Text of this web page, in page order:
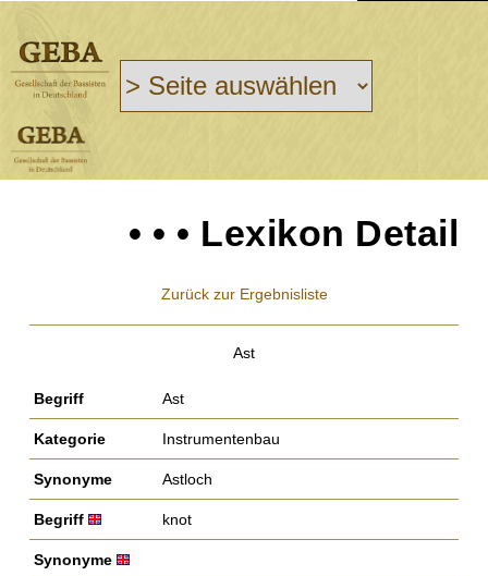
• • • Lexikon Detail
Zurück zur Ergebnisliste
Ast
Begriff Ast
Kategorie Instrumentenbau
Synonyme Astloch
Begriff knot
Synonyme